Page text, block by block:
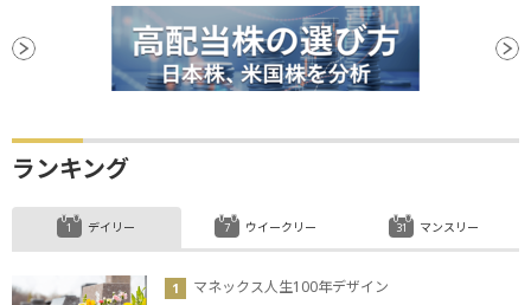
ランキング
デイリー
マネックス人生100年デザイン
ウイークリー マンスリー